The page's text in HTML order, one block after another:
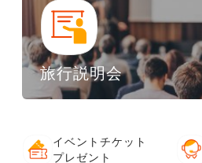
旅行説明会
イベントチケット
プレゼント